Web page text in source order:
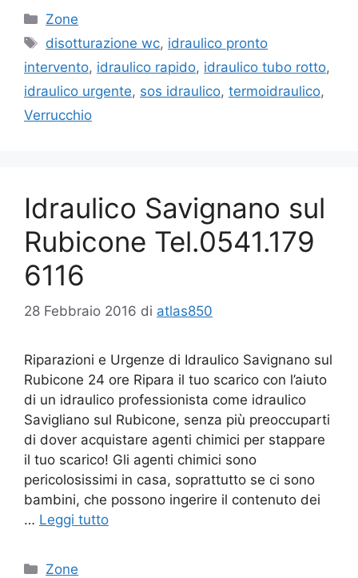
Categorie
Zone
Tag
disotturazione wc, idraulico pronto
intervento, idraulico rapido, idraulico tubo rotto,
idraulico urgente, sos idraulico, termoidraulico,
Verrucchio
Idraulico Savignano sul
Rubicone Tel.0541.179
6116
28 Febbraio 2016 di atlas850
Riparazioni e Urgenze di Idraulico Savignano sul
Rubicone 24 ore Ripara il tuo scarico con l’aiuto
di un idraulico professionista come idraulico
Savigliano sul Rubicone, senza più preoccuparti
di dover acquistare agenti chimici per stappare
il tuo scarico! Gli agenti chimici sono
pericolosissimi in casa, soprattutto se ci sono
bambini, che possono ingerire il contenuto dei
… Leggi tutto
Categorie
Zone